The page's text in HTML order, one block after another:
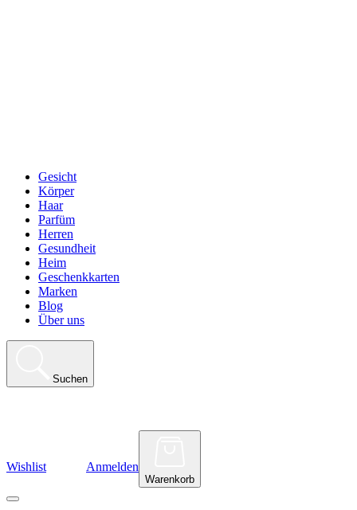
Gesicht
Körper
Haar
Parfüm
Herren
Gesundheit
Heim
Geschenkkarten
Marken
Blog
Über uns
Suchen
Wishlist Anmelden
Warenkorb